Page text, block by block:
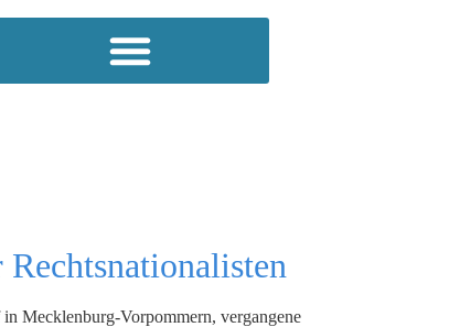
Mecklenburg-Vorpommern, vergangene